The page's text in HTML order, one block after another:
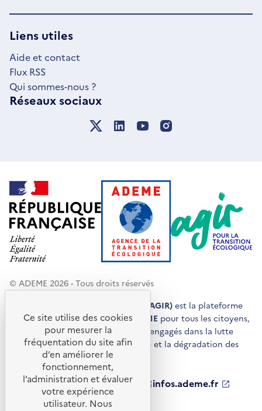
UNE
Liens utiles
Aide et contact
Flux RSS
Qui sommes-nous ?
Réseaux sociaux
© ADEME 2026 - Tous droits réservés
Agir pour la transition écologique (AGIR) est la plateforme
de conseils et de services de l'ADEME pour tous les citoyens,
acteurs économiques et territoires engagés dans la lutte
contre le réchauffement climatique et la dégradation des
ressources.
ademe.fr
S'ouvre librairie.ademe.fr
S'ouvre
dans
une
infos.ademe.fr
S'ouvre
ademe.fr/presse
S'ouvre
Ce site utilise des cookies
pour mesurer la
fréquentation du site afin
d’en améliorer le
fonctionnement,
l’administration et évaluer
votre expérience
utilisateur. Nous